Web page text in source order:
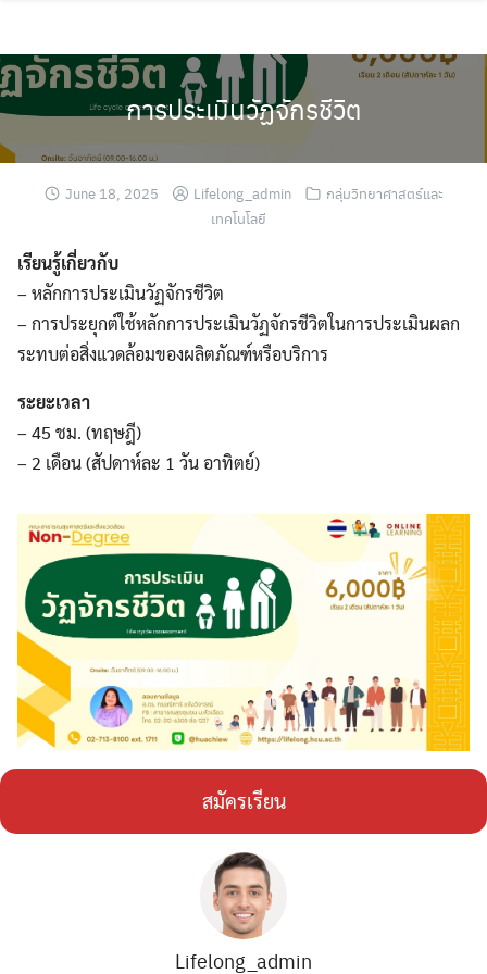
content
Search
การประเมินวัฏจักรชีวิต
June 18, 2025 Lifelong_admin
กลุ่มวิทยาศาสตร์และ
เทคโนโลยี
เรียนรู้เกี่ยวกับ
– หลักการประเมินวัฏจักรชีวิต
– การประยุกต์ใช้หลักการประเมินวัฏจักรชีวิตในการประเมินผลก
ระทบต่อสิ่งแวดล้อมของผลิตภัณฑ์หรือบริการ
ระยะเวลา
– 45 ชม. (ทฤษฎี)
– 2 เดือน (สัปดาห์ละ 1 วัน อาทิตย์)
สมัครเรียน
Lifelong_admin